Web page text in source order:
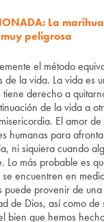
La
peligrosa
el método
de la vida. La vida es
derecho a
de la vida a
El amor
humanas para
ni siquiera cuando
Lo más probable es
encuentren en
puede provenir de
de Dios, así como de
bien que hemos